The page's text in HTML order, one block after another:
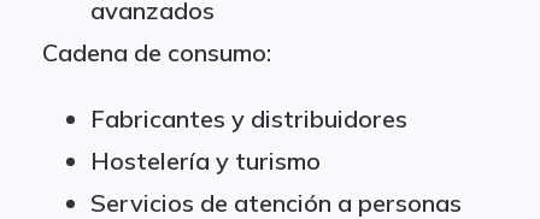
avanzados
Cadena de consumo:
Fabricantes y distribuidores
Hostelería y turismo
Servicios de atención a personas